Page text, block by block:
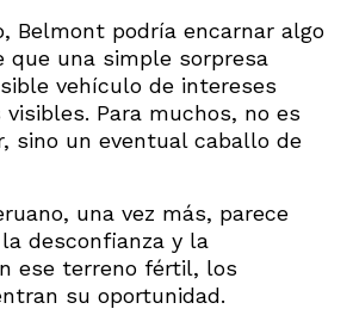
Belmont podría encarnar algo
que una simple sorpresa
vehículo de intereses
Para muchos, no es
sino un eventual caballo de
una vez más, parece
desconfianza y la
ese terreno fértil, los
su oportunidad.